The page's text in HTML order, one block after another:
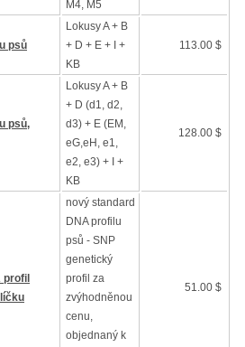
M4, M5
psů
Lokusy A + B
+ D + E + I +
KB
113.00 $
psů,
Lokusy A + B
+ D (d1, d2,
d3) + E (EM,
eG,eH, e1,
e2, e3) + I +
KB
128.00 $
profil
nový standard
DNA profilu
psů - SNP
genetický
profil za
zvýhodněnou
cenu,
objednaný k
51.00 $